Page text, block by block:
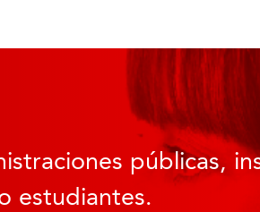
públicas,
estudiantes.